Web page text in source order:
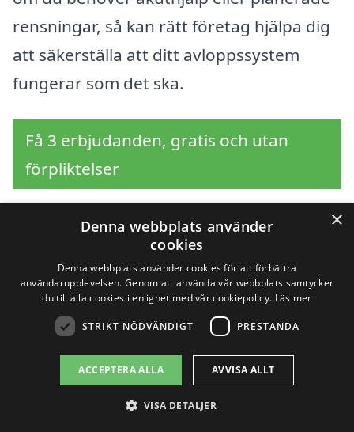
rensningar, så kan rätt företag hjälpa dig
att säkerställa att ditt avloppssystem
fungerar som det ska.
Få 3 erbjudanden, gratis och utan
förpliktelser
Sök efter en
professionell för
avloppsrensning i
andra städer nära
×
Denna webbplats använder
cookies
Denna webbplats använder cookies för att förbättra
användarupplevelsen. Genom att använda vår webbplats samtycker
du till alla cookies i enlighet med vår cookiepolicy. Läs mer
STRIKT NÖDVÄNDIGT PRESTANDA
ACCEPTERA ALLA AVVISA ALLT
VISA DETALJER